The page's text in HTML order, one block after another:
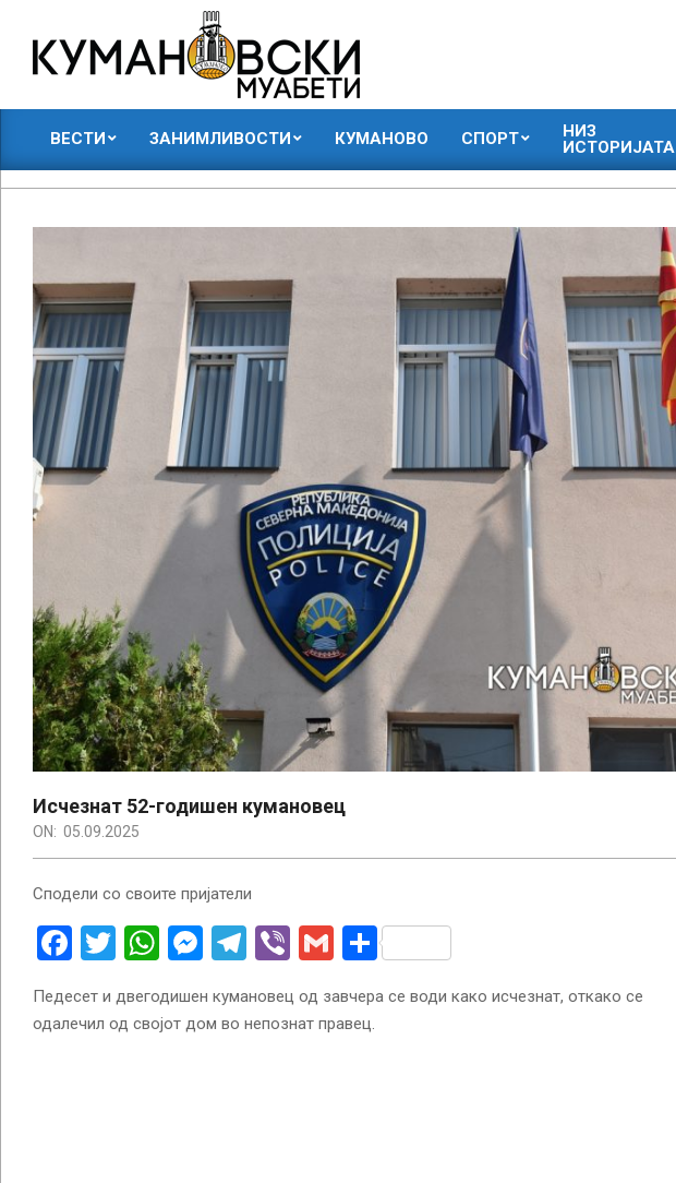
content
КУМАНОВСКИ
МУАБЕТИ
ВЕСТИ ЗАНИМЛИВОСТИ КУМАНОВО СПОРТ
НИЗ
ИСТОРИЈАТА
Исчезнат 52-годишен кумановец
ON: 05.09.2025
Сподели со своите пријатели
Facebook
Twitter
WhatsApp
Messenger
Telegram
ViberGmailShare
Педесет и двегодишен кумановец од завчера се води како исчезнат, откако се
одалечил од својот дом во непознат правец.